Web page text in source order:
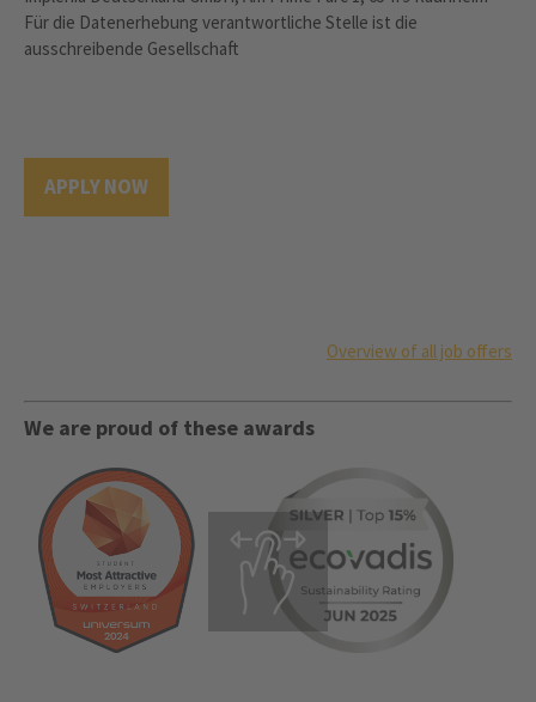
Für die Datenerhebung verantwortliche Stelle ist die
ausschreibende Gesellschaft
APPLY NOW
Overview of all job offers
We are proud of these awards